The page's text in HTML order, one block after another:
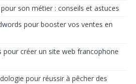
son métier : conseils et astuces
pour booster vos ventes en
pour créer un site web francophone
pour réussir à pêcher des